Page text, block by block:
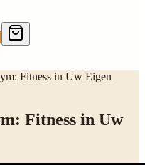
Fitness in Uw Eigen
Fitness in Uw